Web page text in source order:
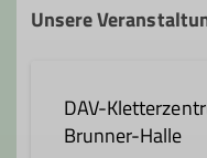
Trainer*in
Unsere
DAV-
Brunner-Halle